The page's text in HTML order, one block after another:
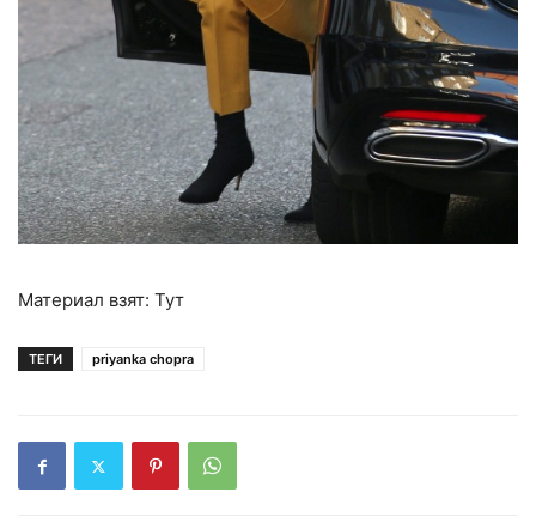
Материал взят: Тут
ТЕГИ priyanka chopra